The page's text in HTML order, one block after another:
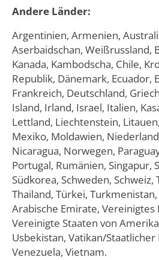
Andere Länder:
Argentinien, Armenien,
Aserbaidschan, Weißrussland,
Kanada, Kambodscha, Chile,
Republik, Dänemark, Ecuador,
Frankreich, Deutschland,
Island, Irland, Israel, Italien,
Lettland, Liechtenstein,
Mexiko, Moldawien,
Nicaragua, Norwegen,
Portugal, Rumänien, Singapur,
Südkorea, Schweden, Schweiz,
Thailand, Türkei,
Arabische Emirate, Vereinigtes
Vereinigte Staaten von
Usbekistan, Vatikan/
Venezuela, Vietnam.